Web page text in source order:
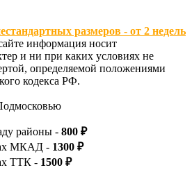
размеров - от 2 недель
информация носит
и ни при каких условиях не
определяемой положениями
кодекса РФ.
районы - 800 ₽
МКАД - 1300 ₽
ТТК - 1500 ₽